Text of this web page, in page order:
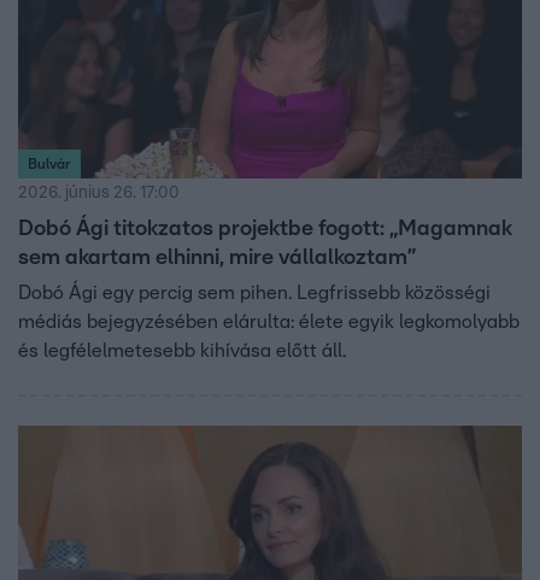
Bulvár
2026. június 26. 17:00
Dobó Ági titokzatos projektbe fogott: „Magamnak
sem akartam elhinni, mire vállalkoztam”
Dobó Ági egy percig sem pihen. Legfrissebb közösségi
médiás bejegyzésében elárulta: élete egyik legkomolyabb
és legfélelmetesebb kihívása előtt áll.